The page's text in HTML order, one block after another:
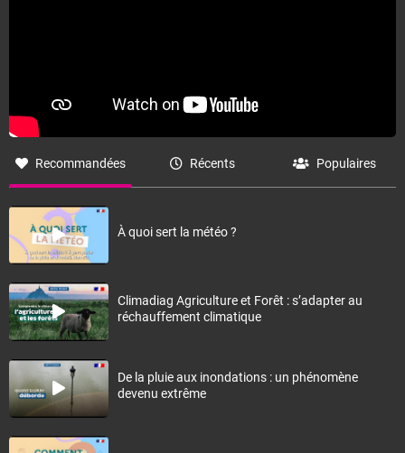
Recommandées Récents Populaires
À quoi sert la météo ?
Climadiag Agriculture et Forêt : s’adapter au
réchauffement climatique
De la pluie aux inondations : un phénomène
devenu extrême